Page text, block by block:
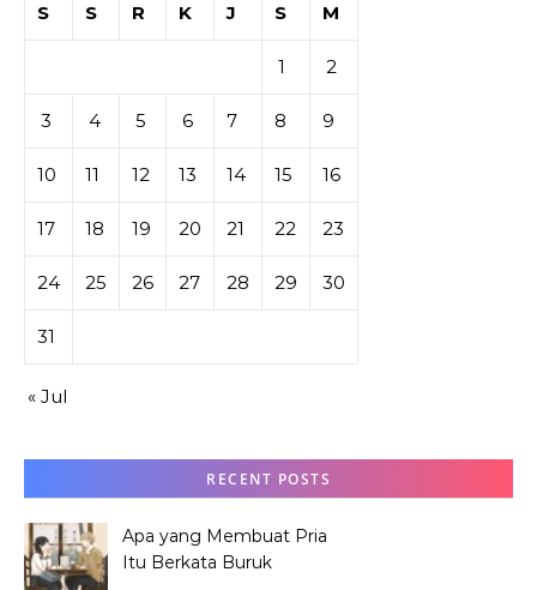
S
S R K J S M
1 2
3 4 5 6 7 8 9
10 11 12 13 14 15 16
17 18 19 20 21 22 23
24 25 26 27 28 29 30
31
« Jul
RECENT POSTS
Apa yang Membuat Pria
Itu Berkata Buruk